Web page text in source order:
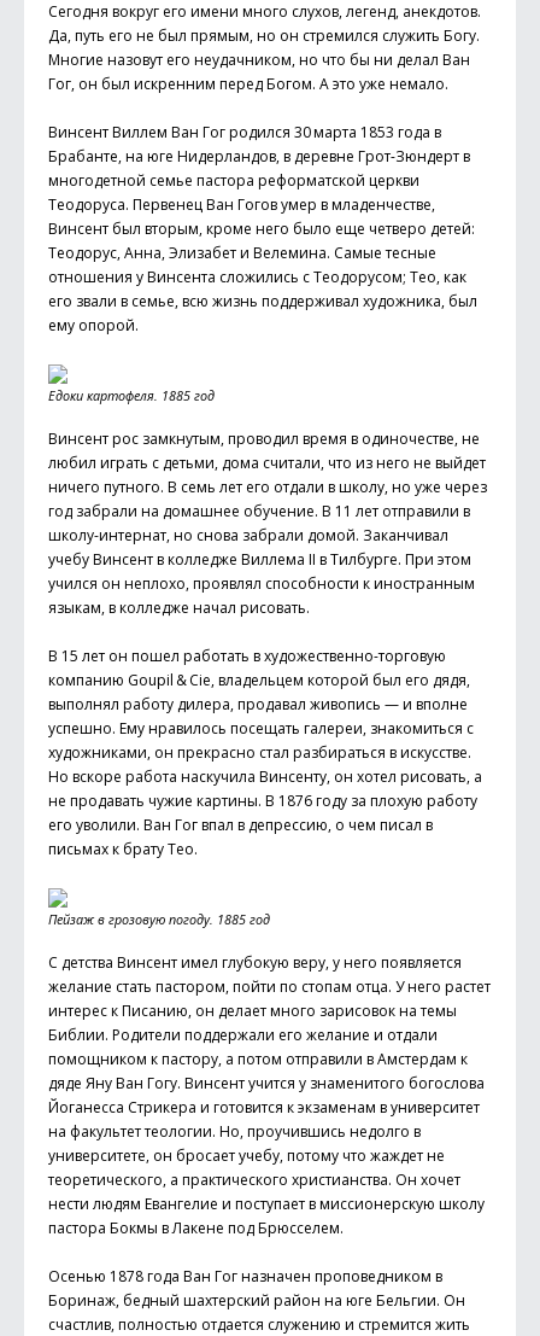
Сегодня вокруг его имени много слухов, легенд, анекдотов.
Да, путь его не был прямым, но он стремился служить Богу.
Многие назовут его неудачником, но что бы ни делал Ван
Гог, он был искренним перед Богом. А это уже немало.
Винсент Виллем Ван Гог родился 30 марта 1853 года в
Брабанте, на юге Нидерландов, в деревне Грот-Зюндерт в
многодетной семье пастора реформатской церкви
Теодоруса. Первенец Ван Гогов умер в младенчестве,
Винсент был вторым, кроме него было еще четверо детей:
Теодорус, Анна, Элизабет и Велемина. Самые тесные
отношения у Винсента сложились с Теодорусом; Тео, как
его звали в семье, всю жизнь поддерживал художника, был
ему опорой.
Едоки картофеля. 1885 год
Винсент рос замкнутым, проводил время в одиночестве, не
любил играть с детьми, дома считали, что из него не выйдет
ничего путного. В семь лет его отдали в школу, но уже через
год забрали на домашнее обучение. В 11 лет отправили в
школу-интернат, но снова забрали домой. Заканчивал
учебу Винсент в колледже Виллема II в Тилбурге. При этом
учился он неплохо, проявлял способности к иностранным
языкам, в колледже начал рисовать.
В 15 лет он пошел работать в художественно-торговую
компанию Goupil & Cie, владельцем которой был его дядя,
выполнял работу дилера, продавал живопись — и вполне
успешно. Ему нравилось посещать галереи, знакомиться с
художниками, он прекрасно стал разбираться в искусстве.
Но вскоре работа наскучила Винсенту, он хотел рисовать, а
не продавать чужие картины. В 1876 году за плохую работу
его уволили. Ван Гог впал в депрессию, о чем писал в
письмах к брату Тео.
Пейзаж в грозовую погоду. 1885 год
С детства Винсент имел глубокую веру, у него появляется
желание стать пастором, пойти по стопам отца. У него растет
интерес к Писанию, он делает много зарисовок на темы
Библии. Родители поддержали его желание и отдали
помощником к пастору, а потом отправили в Амстердам к
дяде Яну Ван Гогу. Винсент учится у знаменитого богослова
Йоганесса Стрикера и готовится к экзаменам в университет
на факультет теологии. Но, проучившись недолго в
университете, он бросает учебу, потому что жаждет не
теоретического, а практического христианства. Он хочет
нести людям Евангелие и поступает в миссионерскую школу
пастора Бокмы в Лакене под Брюсселем.
Осенью 1878 года Ван Гог назначен проповедником в
Боринаж, бедный шахтерский район на юге Бельгии. Он
счастлив, полностью отдается служению и стремится жить